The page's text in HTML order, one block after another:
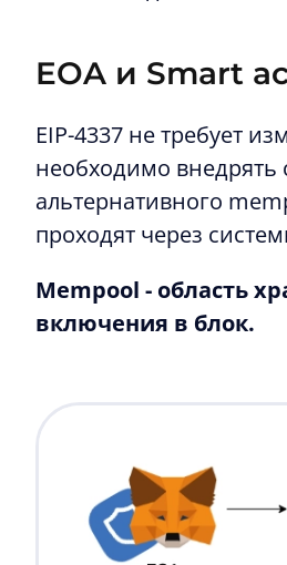
EOA и Smart
EIP-4337 не требует
необходимо внедрять
альтернативного
проходят через
Mempool - область
включения в блок.